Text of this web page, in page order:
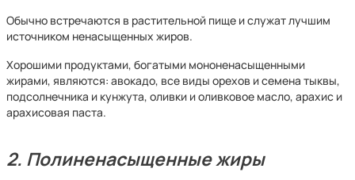
Обычно встречаются в растительной пище и служат лучшим
источником ненасыщенных жиров.
Хорошими продуктами, богатыми мононенасыщенными
жирами, являются: авокадо, все виды орехов и семена тыквы,
подсолнечника и кунжута, оливки и оливковое масло, арахис и
арахисовая паста.
2. Полиненасыщенные жиры